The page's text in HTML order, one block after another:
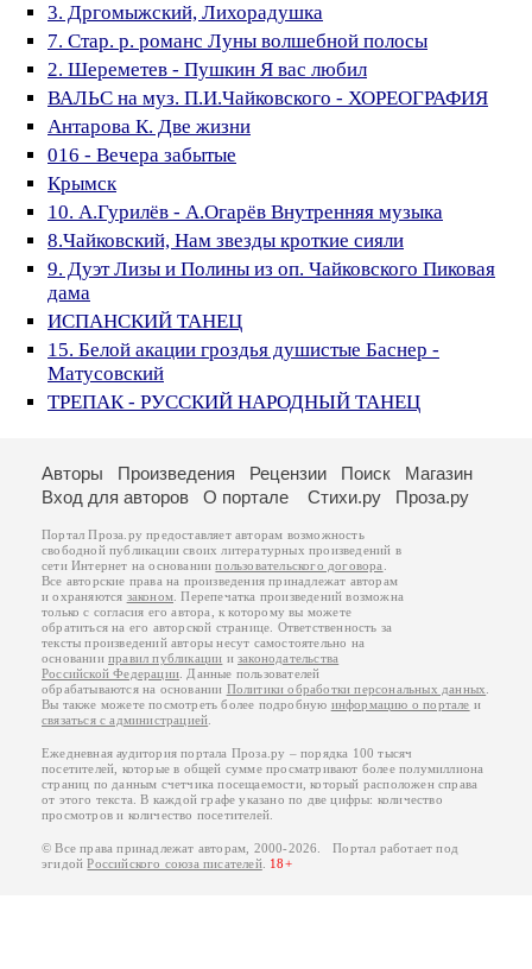
3. Дргомыжский, Лихорадушка
7. Стар. р. романс Луны волшебной полосы
2. Шереметев - Пушкин Я вас любил
ВАЛЬС на муз. П.И.Чайковского - ХОРЕОГРАФИЯ
Антарова К. Две жизни
016 - Вечера забытые
Крымск
10. А.Гурилёв - А.Огарёв Внутренняя музыка
8.Чайковский, Нам звезды кроткие сияли
9. Дуэт Лизы и Полины из оп. Чайковского Пиковая
дама
ИСПАНСКИЙ ТАНЕЦ
15. Белой акации гроздья душистые Баснер -
Матусовский
ТРЕПАК - РУССКИЙ НАРОДНЫЙ ТАНЕЦ
Авторы Произведения Рецензии Поиск
Магазин
Вход для авторов
О портале Стихи.ру Проза.ру
Портал Проза.ру предоставляет авторам возможность
свободной публикации своих литературных произведений в
сети Интернет на основаниипользовательского договора.
Все авторские права на произведения принадлежат авторам
и охраняются законом. Перепечатка произведений возможна
только с согласия его автора, к которому вы можете
обратиться на его авторской странице. Ответственность за
тексты произведений авторы несут самостоятельно на
основанииправил публикации изаконодательства
Российской Федерации. Данные пользователей
обрабатываются на основании Политики обработки персональных данных.
Вы также можете посмотреть более подробную информацию о портале и
связаться с администрацией.
Ежедневная аудитория портала Проза.ру – порядка 100 тысяч
посетителей, которые в общей сумме просматривают более полумиллиона
страниц по данным счетчика посещаемости, который расположен справа
от этого текста. В каждой графе указано по две цифры: количество
просмотров и количество посетителей.
© Все права принадлежат авторам, 2000-2026. Портал работает под
эгидойРоссийского союза писателей. 18+